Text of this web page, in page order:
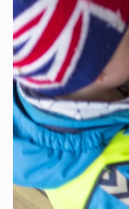
Støtt oss
Oslo og
Sogn og
Trøndelag